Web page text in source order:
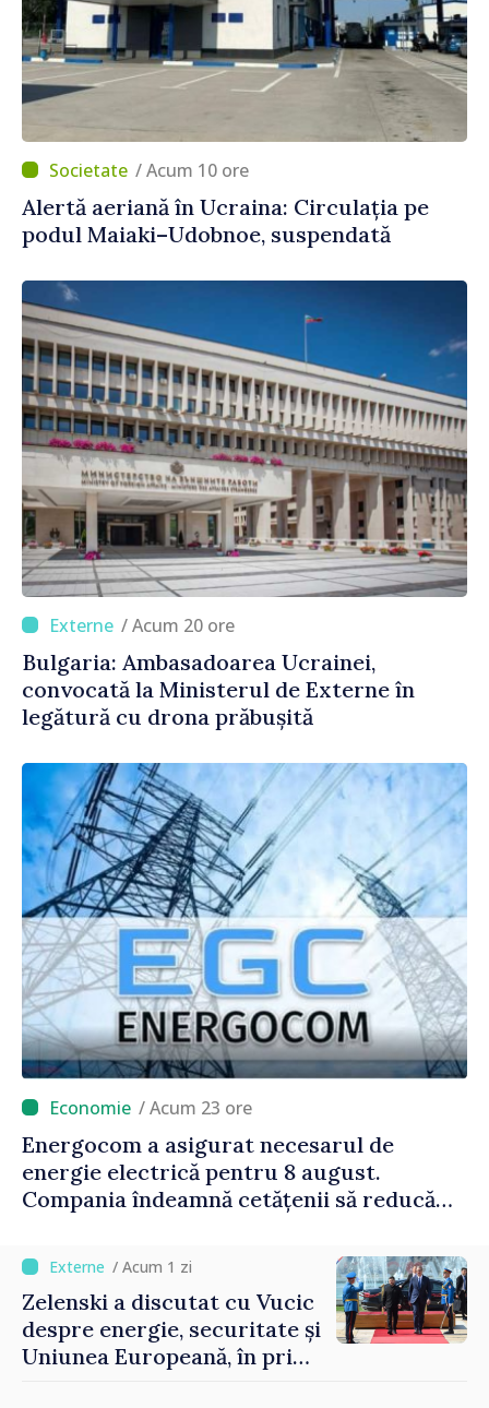
/ Acum 10 ore
Alertă aeriană în Ucraina: Circulația pe
podul Maiaki–Udobnoe, suspendată
/ Acum 20 ore
Bulgaria: Ambasadoarea Ucrainei,
convocată la Ministerul de Externe în
legătură cu drona prăbușită
/ Acum 23 ore
Energocom a asigurat necesarul de
energie electrică pentru 8 august.
Compania îndeamnă cetățenii să reducă
/ Acum 1 zi
Zelenski a discutat cu Vucic
despre energie, securitate și
Uniunea Europeană, în prima